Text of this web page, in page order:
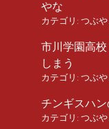
やな
カテゴリ: つぶや
市川学園高
しまう
カテゴリ: つぶや
チンギスハ
カテゴリ: つぶや